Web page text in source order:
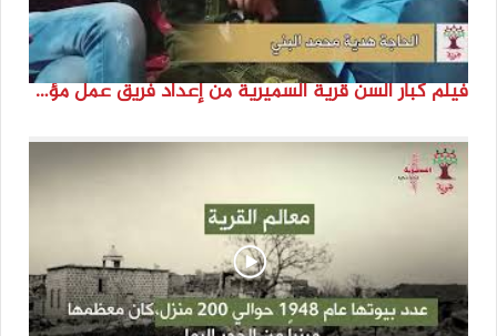
فيلم كبار السن قرية السميرية من إعداد فريق عمل مؤسسة هوية